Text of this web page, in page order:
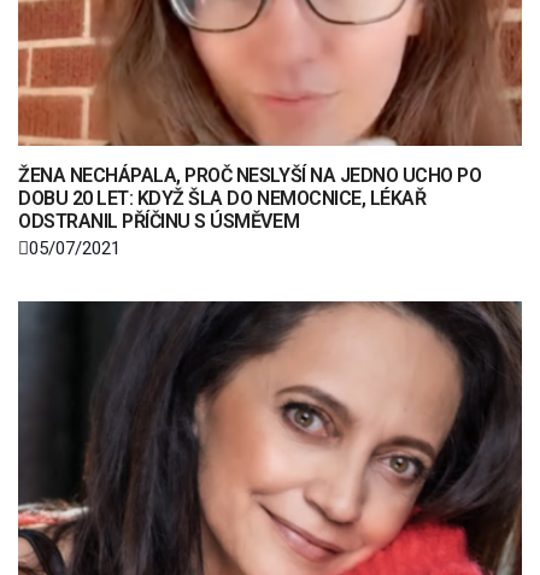
ŽENA NECHÁPALA, PROČ NESLYŠÍ NA JEDNO UCHO PO
DOBU 20 LET: KDYŽ ŠLA DO NEMOCNICE, LÉKAŘ
ODSTRANIL PŘÍČINU S ÚSMĚVEM
05/07/2021